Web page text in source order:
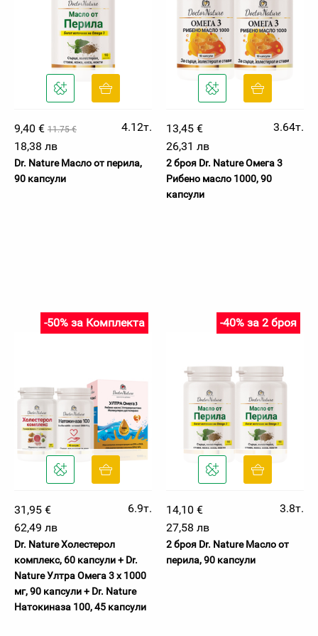
9,40 € 11.75 €
4.12т.
18,38 лв
Dr. Nature Масло от перила,
90 капсули
13,45 €
3.64т.
26,31 лв
2 броя Dr. Nature Oмега 3
Рибено масло 1000, 90
капсули
-50% за Комплекта
31,95 €
6.9т.
62,49 лв
Dr. Nature Холестерол
комплекс, 60 капсули + Dr.
Nature Ултра Омега 3 х 1000
мг, 90 капсули + Dr. Nature
Натокиназа 100, 45 капсули
-40% за 2 броя
14,10 €
3.8т.
27,58 лв
2 броя Dr. Nature Масло от
перила, 90 капсули